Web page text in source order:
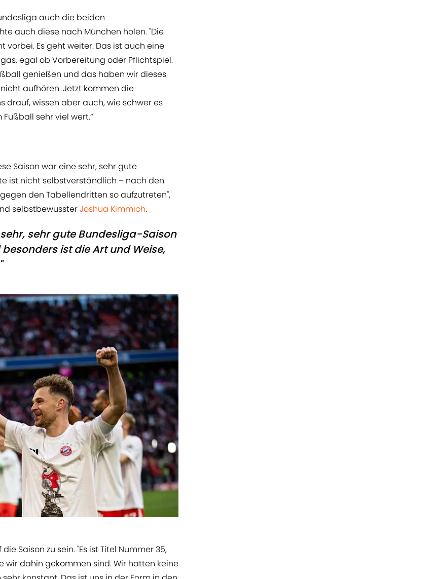
auch die beiden
auch diese nach München holen. "Die
vorbei. Es geht weiter. Das ist auch eine
egal ob Vorbereitung oder Pflichtspiel.
genießen und das haben wir dieses
aufhören. Jetzt kommen die
drauf, wissen aber auch, wie schwer es
sehr viel wert.“
Saison war eine sehr, sehr gute
ist nicht selbstverständlich – nach den
den Tabellendritten so aufzutreten",
selbstbewussterJoshua Kimmich.
sehr gute Bundesliga-Saison
ist die Art und Weise,
Saison zu sein. "Es ist Titel Nummer 35,
wir dahin gekommen sind. Wir hatten keine